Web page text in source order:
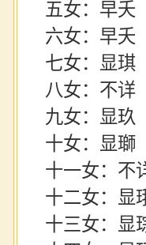
五女：早夭
六女：早夭
七女：显琪
八女：不详
九女：显玖
十女：显瑡
十一女：不
十二女：显
十三女：显